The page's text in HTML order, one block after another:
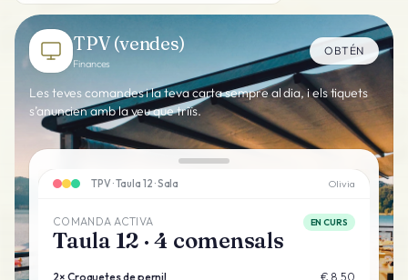
TPV (vendes)
Finances
OBTÉN
Les teves comandes i la teva carta sempre al dia, i els tiquets
s’anuncien amb la veu que triïs.
TPV · Taula 12 · Sala Olivia
COMANDA ACTIVA
Taula 12 · 4 comensals
EN CURS
2× Croquetes de pernil € 8.50